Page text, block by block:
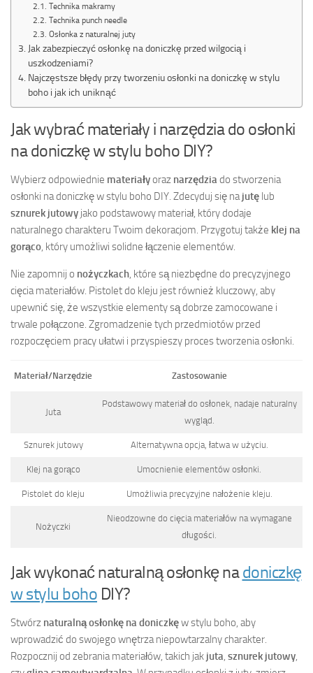
Technika makramy
Technika punch needle
Osłonka z naturalnej juty
Jak zabezpieczyć osłonkę na doniczkę przed wilgocią i
uszkodzeniami?
Najczęstsze błędy przy tworzeniu osłonki na doniczkę w stylu
boho i jak ich uniknąć
Jak wybrać materiały i narzędzia do osłonki
na doniczkę w stylu boho DIY?
Wybierz odpowiednie materiałyoraz narzędzia do stworzenia
osłonki na doniczkę w stylu boho DIY. Zdecyduj się na jutę lub
sznurek jutowy jako podstawowy materiał, który dodaje
naturalnego charakteru Twoim dekoracjom. Przygotuj także klej na
gorąco , który umożliwi solidne łączenie elementów.
Nie zapomnij o nożyczkach , które są niezbędne do precyzyjnego
cięcia materiałów. Pistolet do kleju jest również kluczowy, aby
upewnić się, że wszystkie elementy są dobrze zamocowane i
trwale połączone. Zgromadzenie tych przedmiotów przed
rozpoczęciem pracy ułatwi i przyspieszy proces tworzenia osłonki.
Materiał/Narzędzie Zastosowanie
Juta
Podstawowy materiał do osłonek, nadaje naturalny
wygląd.
Sznurek jutowy Alternatywna opcja, łatwa w użyciu.
Klej na gorąco Umocnienie elementów osłonki.
Pistolet do kleju Umożliwia precyzyjne nałożenie kleju.
Nożyczki
Nieodzowne do cięcia materiałów na wymagane
długości.
Jak wykonać naturalną osłonkę nadoniczkę
w stylu boho DIY?
Stwórz naturalną osłonkę na doniczkęw stylu boho, aby
wprowadzić do swojego wnętrza niepowtarzalny charakter.
Rozpocznij od zebrania materiałów, takich jak juta, sznurek jutowy,